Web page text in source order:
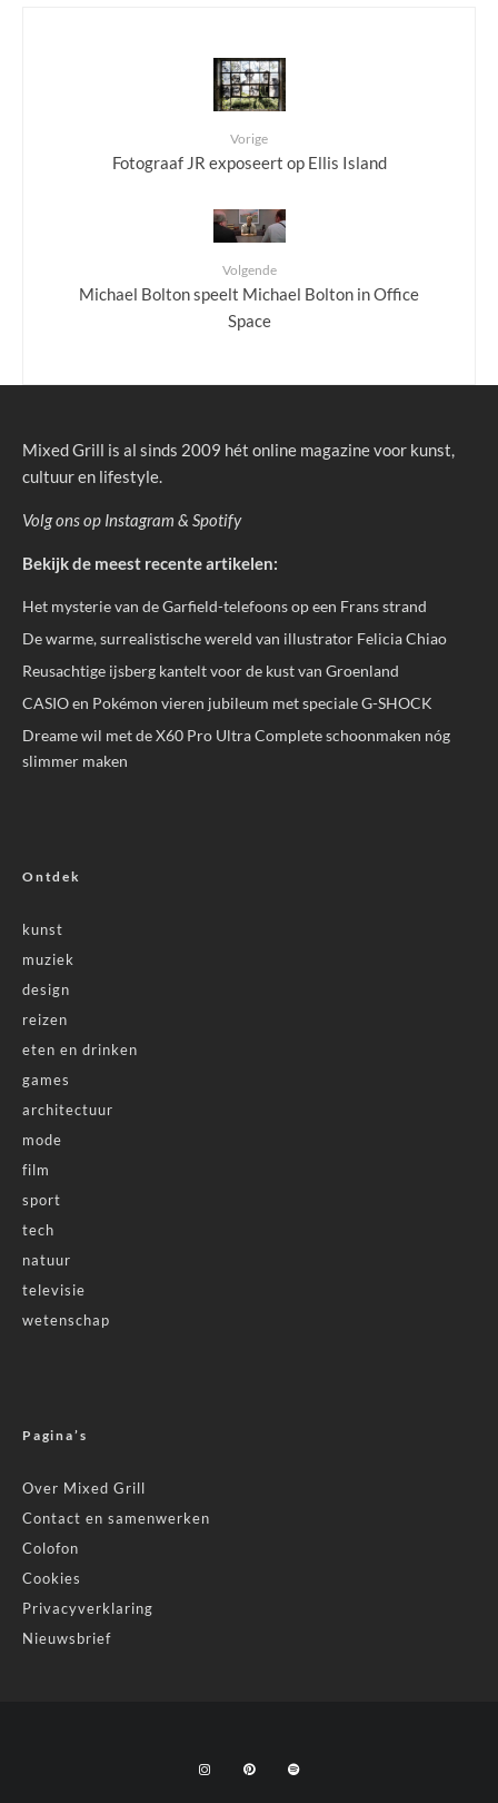
Vorige
Fotograaf JR exposeert op Ellis Island
Volgende
Michael Bolton speelt Michael Bolton in Office
Space
Mixed Grill is al sinds 2009 hét online magazine voor kunst,
cultuur en lifestyle.
Volg ons op Instagram & Spotify
Bekijk de meest recente artikelen:
Het mysterie van de Garfield-telefoons op een Frans strand
De warme, surrealistische wereld van illustrator Felicia Chiao
Reusachtige ijsberg kantelt voor de kust van Groenland
CASIO en Pokémon vieren jubileum met speciale G-SHOCK
Dreame wil met de X60 Pro Ultra Complete schoonmaken nóg
slimmer maken
Ontdek
kunst
muziek
design
reizen
eten en drinken
games
architectuur
mode
film
sport
tech
natuur
televisie
wetenschap
Pagina’s
Over Mixed Grill
Contact en samenwerken
Colofon
Cookies
Privacyverklaring
Nieuwsbrief